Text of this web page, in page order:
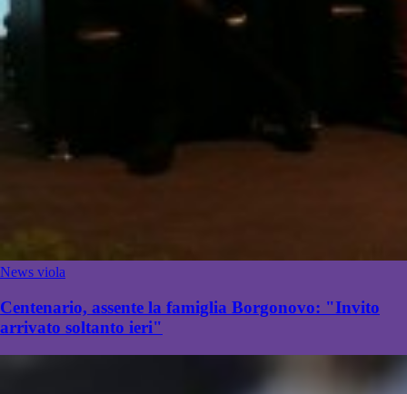
News viola
Centenario, assente la famiglia Borgonovo: "Invito
arrivato soltanto ieri"